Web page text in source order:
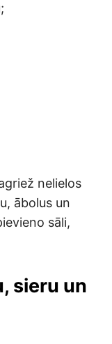
nelielos
ābolus un
sāli,
sieru un